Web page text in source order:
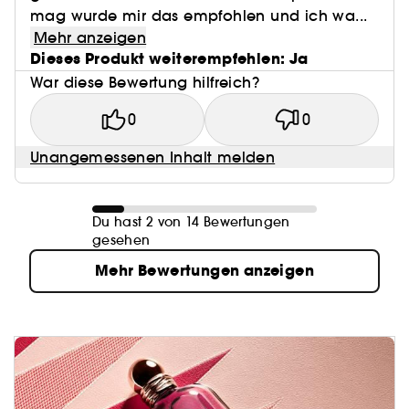
mag wurde mir das empfohlen und ich wa...
Mehr anzeigen
Dieses Produkt weiterempfehlen: Ja
War diese Bewertung hilfreich?
0 0
Unangemessenen Inhalt melden
Du hast 2 von 14 Bewertungen
gesehen
Mehr Bewertungen anzeigen